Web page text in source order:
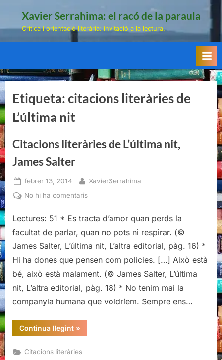
Xavier Serrahima: el racó de la paraula
Crítica i orientació literària: invitació a la lectura.
Etiqueta:citacions literàries de
L’última nit
Citacions literàries de L’última nit,
James Salter
Posted
on
febrer 13, 2014 By
XavierSerrahima
No hi ha comentarisa
literàries
de
nit,
James
Salter
Lectures: 51 * Es tracta d’amor quan perds la
facultat de parlar, quan no pots ni respirar. (©
James Salter, L’última nit, L’altra editorial, pàg. 16) *
Hi ha dones que pensen com policies. […] Això està
bé, això està malament. (© James Salter, L’última
nit, L’altra editorial, pàg. 18) * No tenim mai la
companyia humana que voldríem. Sempre ens…
Continua llegint“Citacions
literàries
L’última
nit,
»
Citacions literàries